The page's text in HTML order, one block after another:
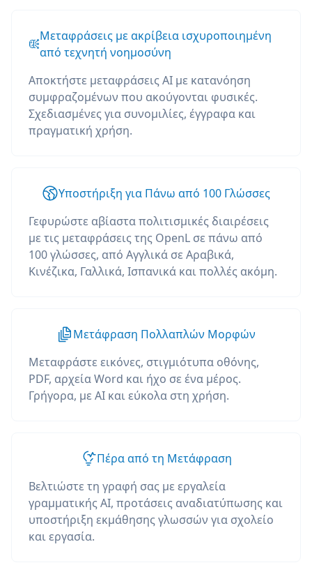
Μεταφράσεις με ακρίβεια ισχυροποιημένη
από τεχνητή νοημοσύνη
Αποκτήστε μεταφράσεις AI με κατανόηση
συμφραζομένων που ακούγονται φυσικές.
Σχεδιασμένες για συνομιλίες, έγγραφα και
πραγματική χρήση.
Υποστήριξη για Πάνω από 100 Γλώσσες
Γεφυρώστε αβίαστα πολιτισμικές διαιρέσεις
με τις μεταφράσεις της OpenL σε πάνω από
100 γλώσσες, από Αγγλικά σε Αραβικά,
Κινέζικα, Γαλλικά, Ισπανικά και πολλές ακόμη.
Μετάφραση Πολλαπλών Μορφών
Μεταφράστε εικόνες, στιγμιότυπα οθόνης,
PDF, αρχεία Word και ήχο σε ένα μέρος.
Γρήγορα, με AI και εύκολα στη χρήση.
Πέρα από τη Μετάφραση
Βελτιώστε τη γραφή σας με εργαλεία
γραμματικής AI, προτάσεις αναδιατύπωσης και
υποστήριξη εκμάθησης γλωσσών για σχολείο
και εργασία.